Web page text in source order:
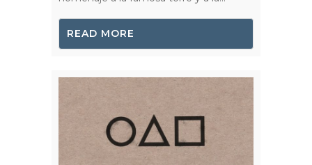
READ MORE